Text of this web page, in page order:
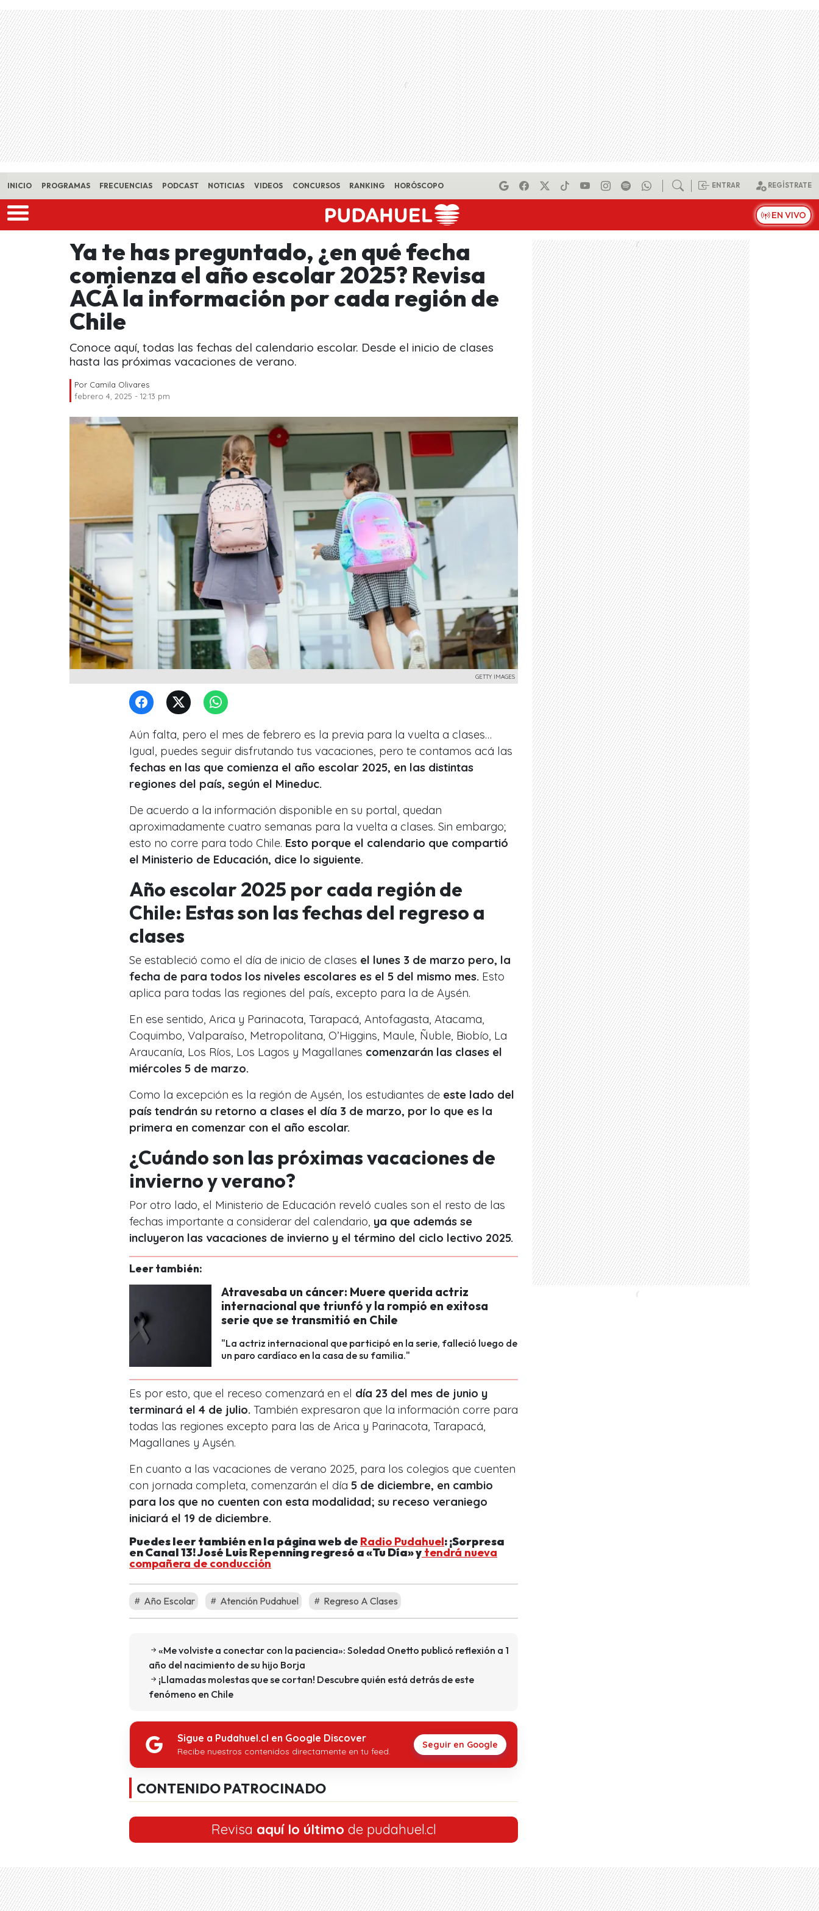
Skip to main content
INICIO PROGRAMAS FRECUENCIAS PODCAST NOTICIAS VIDEOS CONCURSOS RANKING HORÓSCOPO ENTRAR REGÍSTRATE
EN VIVO
Ya te has preguntado, ¿en qué fecha
comienza el año escolar 2025? Revisa
ACÁ la información por cada región de
Chile
Conoce aquí, todas las fechas del calendario escolar. Desde el inicio de clases
hasta las próximas vacaciones de verano.
Por Camila Olivares
febrero 4, 2025 - 12:13 pm
GETTY IMAGES
Aún falta, pero el mes de febrero es la previa para la vuelta a clases…
Igual, puedes seguir disfrutando tus vacaciones, pero te contamos acá las
fechas en las que comienza el año escolar 2025, en las distintas
regiones del país, según el Mineduc.
De acuerdo a la información disponible en su portal, quedan
aproximadamente cuatro semanas para la vuelta a clases. Sin embargo;
esto no corre para todo Chile. Esto porque el calendario que compartió
el Ministerio de Educación, dice lo siguiente.
Año escolar 2025 por cada región de
Chile: Estas son las fechas del regreso a
clases
Se estableció como el día de inicio de clases el lunes 3 de marzo pero, la
fecha de para todos los niveles escolares es el 5 del mismo mes. Esto
aplica para todas las regiones del país, excepto para la de Aysén.
En ese sentido, Arica y Parinacota, Tarapacá, Antofagasta, Atacama,
Coquimbo, Valparaíso, Metropolitana, O’Higgins, Maule, Ñuble, Biobío, La
Araucanía, Los Ríos, Los Lagos y Magallanes comenzarán las clases el
miércoles 5 de marzo.
Como la excepción es la región de Aysén, los estudiantes de este lado del
país tendrán su retorno a clases el día 3 de marzo, por lo que es la
primera en comenzar con el año escolar.
¿Cuándo son las próximas vacaciones de
invierno y verano?
Por otro lado, el Ministerio de Educación reveló cuales son el resto de las
fechas importante a considerar del calendario, ya que además se
incluyeron las vacaciones de invierno y el término del ciclo lectivo 2025.
Leer también:
Atravesaba un cáncer: Muere querida actriz
internacional que triunfó y la rompió en exitosa
serie que se transmitió en Chile
"La actriz internacional que participó en la serie, falleció luego de
un paro cardíaco en la casa de su familia."
Es por esto, que el receso comenzará en el día 23 del mes de junio y
terminará el 4 de julio. También expresaron que la información corre para
todas las regiones excepto para las de Arica y Parinacota, Tarapacá,
Magallanes y Aysén.
En cuanto a las vacaciones de verano 2025, para los colegios que cuenten
con jornada completa, comenzarán el día 5 de diciembre, en cambio
para los que no cuenten con esta modalidad; su receso veraniego
iniciará el 19 de diciembre.
Puedes leer también en la página web de Radio Pudahuel: ¡Sorpresa
en Canal 13! José Luis Repenning regresó a «Tu Día» y tendrá nueva
compañera de conducción
Año Escolar Atención Pudahuel Regreso A Clases
«Me volviste a conectar con la paciencia»: Soledad Onetto publicó reflexión a 1
año del nacimiento de su hijo Borja
¡Llamadas molestas que se cortan! Descubre quién está detrás de este
fenómeno en Chile
Sigue a Pudahuel.cl en Google Discover
Recibe nuestros contenidos directamente en tu feed.
Seguir en Google
CONTENIDO PATROCINADO
Revisa aquí lo último de pudahuel.cl